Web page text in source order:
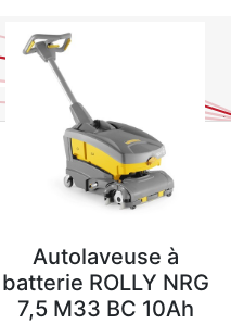
NOUVEAUTES
Autolaveuse à
batterie ROLLY NRG
7,5 M33 BC 10Ah